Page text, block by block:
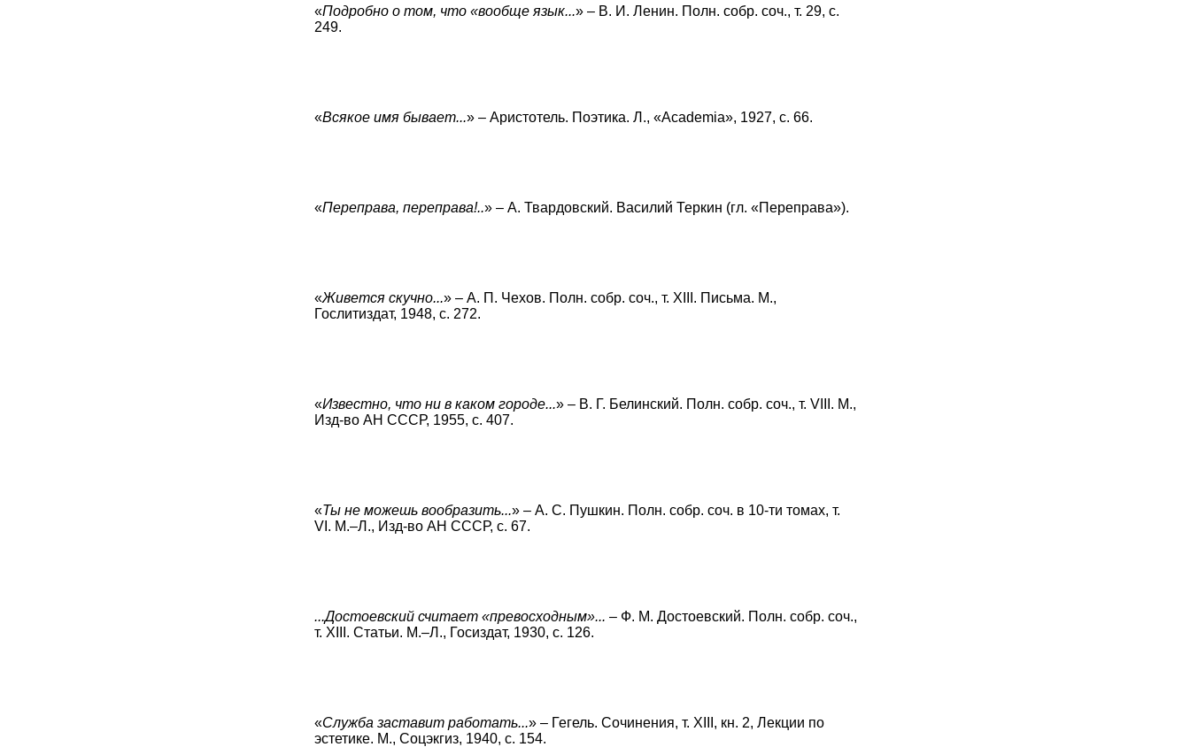
«Подробно о том, что «вообще язык...» – В. И. Ленин. Полн. собр. соч., т. 29, с.
249.
«Всякое имя бывает...» – Аристотель. Поэтика. Л., «Academia», 1927, с. 66.
«Переправа, переправа!..» – А. Твардовский. Василий Теркин (гл. «Переправа»).
«Живется скучно...» – А. П. Чехов. Полн. собр. соч., т. XIII. Письма. М.,
Гослитиздат, 1948, с. 272.
«Известно, что ни в каком городе...» – В. Г. Белинский. Полн. собр. соч., т. VIII. М.,
Изд-во АН СССР, 1955, с. 407.
«Ты не можешь вообразить...» – А. С. Пушкин. Полн. собр. соч. в 10-ти томах, т.
VI. M.–Л., Изд-во АН СССР, с. 67.
...Достоевский считает «превосходным»... – Ф. М. Достоевский. Полн. собр. соч.,
т. XIII. Статьи. M.–Л., Госиздат, 1930, с. 126.
«Служба заставит работать...» – Гегель. Сочинения, т. XIII, кн. 2, Лекции по
эстетике. М., Соцэкгиз, 1940, с. 154.